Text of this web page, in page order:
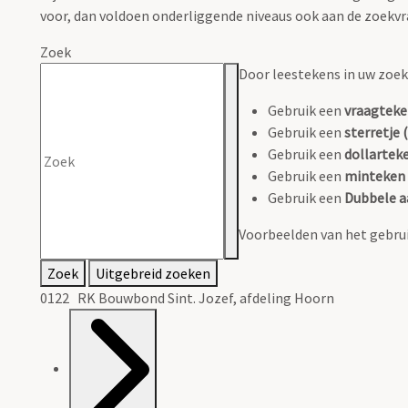
voor, dan voldoen onderliggende niveaus ook aan de
Zoek
Door leestekens in uw
Gebruik een
Gebruik een sterretje
Gebruik een
Gebruik een minteken
Gebruik een Dubbele
Voorbeelden van het
Zoek
Uitgebreid zoeken
0122 RK Bouwbond Sint. Jozef, afdeling Hoorn